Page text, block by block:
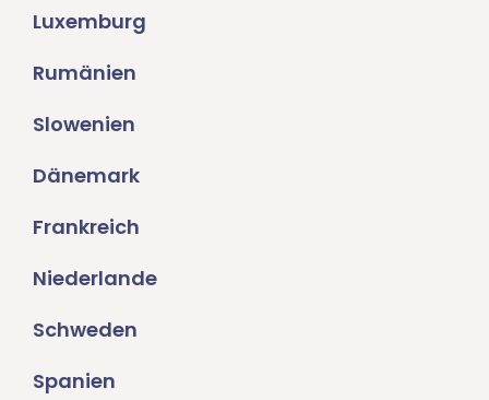
Luxemburg
Rumänien
Slowenien
Dänemark
Frankreich
Niederlande
Schweden
Spanien